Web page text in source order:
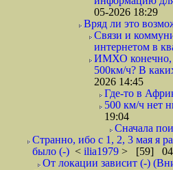
05-2026 18:29
Вряд ли это
Связи и
интернетом в
ИМХО конечно,
500км/ч? В
2026 14:45
Где-то в
500 км/ч нет
19:04
Сначала
Странно, ибо с 1, 2, 3 мая я
было (-) < ilia1979 > [59] 04-
От локации зависит (-)